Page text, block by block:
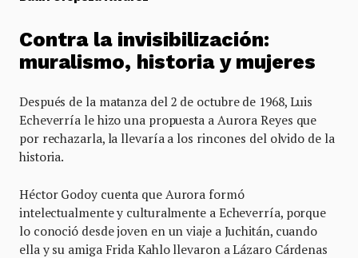
Contra la invisibilización:
muralismo, historia y mujeres
Después de la matanza del 2 de octubre de 1968, Luis
Echeverría le hizo una propuesta a Aurora Reyes que
por rechazarla, la llevaría a los rincones del olvido de la
historia.
Héctor Godoy cuenta que Aurora formó
intelectualmente y culturalmente a Echeverría, porque
lo conoció desde joven en un viaje a Juchitán, cuando
ella y su amiga Frida Kahlo llevaron a Lázaro Cárdenas